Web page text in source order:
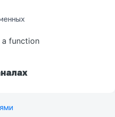
function